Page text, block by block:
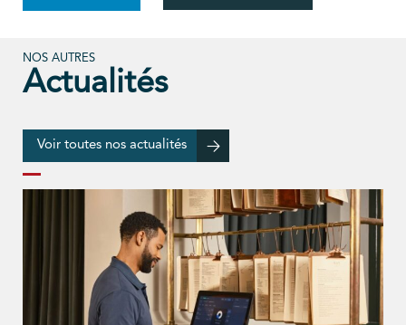
NOS AUTRES
Actualités
Voir toutes nos actualités